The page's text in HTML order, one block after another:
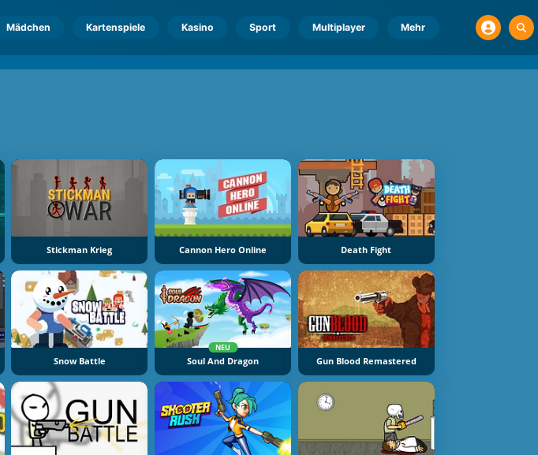
Mädchen Kartenspiele Kasino Sport Multiplayer Mehr
Stickman Krieg Cannon Hero Online Death Fight
Snow Battle
NEU
Soul And Dragon Gun Blood Remastered